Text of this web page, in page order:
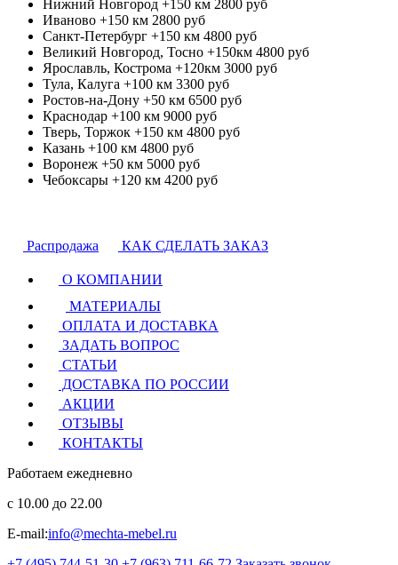
Нижний Новгород +150 км 2800 руб
Иваново +150 км 2800 руб
Санкт-Петербург +150 км 4800 руб
Великий Новгород, Тосно +150км 4800 руб
Ярославль, Кострома +120км 3000 руб
Тула, Калуга +100 км 3300 руб
Ростов-на-Дону +50 км 6500 руб
Краснодар +100 км 9000 руб
Тверь, Торжок +150 км 4800 руб
Казань +100 км 4800 руб
Воронеж +50 км 5000 руб
Чебоксары +120 км 4200 руб
Распродажа КАК СДЕЛАТЬ ЗАКАЗ
О КОМПАНИИ
МАТЕРИАЛЫ
ОПЛАТА И ДОСТАВКА
ЗАДАТЬ ВОПРОС
СТАТЬИ
ДОСТАВКА ПО РОССИИ
АКЦИИ
ОТЗЫВЫ
КОНТАКТЫ
Работаем ежедневно
с 10.00 до 22.00
E-mail:info@mechta-mebel.ru